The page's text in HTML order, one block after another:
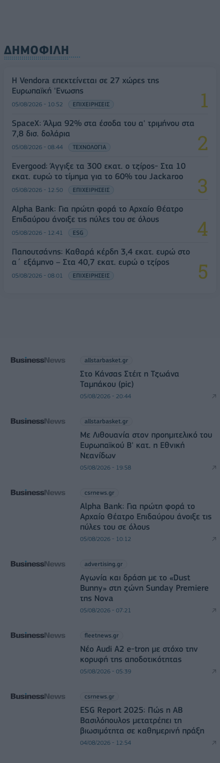
ΔΗΜΟΦΙΛΗ
Η Vendora επεκτείνεται σε 27 χώρες της
Ευρωπαϊκή 'Ενωσης
05/08/2026 - 10:52 ΕΠΙΧΕΙΡΗΣΕΙΣ
SpaceX: Άλμα 92% στα έσοδα του α' τριμήνου στα
7,8 δισ. δολάρια
05/08/2026 - 08:44 ΤΕΧΝΟΛΟΓΙΑ
Evergood: Άγγιξε τα 300 εκατ. ο τζίρος- Στα 10
εκατ. ευρώ το τίμημα για το 60% του Jackaroo
05/08/2026 - 12:50 ΕΠΙΧΕΙΡΗΣΕΙΣ
Alpha Bank: Για πρώτη φορά το Αρχαίο Θέατρο
Επιδαύρου άνοιξε τις πύλες του σε όλους
05/08/2026 - 12:41 ESG
Παπουτσάνης: Καθαρά κέρδη 3,4 εκατ. ευρώ στο
α΄ εξάμηνο – Στα 40,7 εκατ. ευρώ ο τζίρος
05/08/2026 - 08:01 ΕΠΙΧΕΙΡΗΣΕΙΣ
allstarbasket.gr
Στο Κάνσας Στέιτ η Τζωάνα
Ταμπάκου (pic)
05/08/2026 - 20:44
allstarbasket.gr
Με Λιθουανία στον προημιτελικό του
Ευρωπαϊκού Β' κατ. η Εθνική
Νεανίδων
05/08/2026 - 19:58
csrnews.gr
Alpha Bank: Για πρώτη φορά το
Αρχαίο Θέατρο Επιδαύρου άνοιξε τις
πύλες του σε όλους
05/08/2026 - 10:12
advertising.gr
Αγωνία και δράση με το «Dust
Bunny» στη ζώνη Sunday Premiere
της Nova
05/08/2026 - 07:21
fleetnews.gr
Νέο Audi A2 e-tron με στόχο την
κορυφή της αποδοτικότητας
05/08/2026 - 05:39
csrnews.gr
ESG Report 2025: Πώς η ΑΒ
Βασιλόπουλος μετατρέπει τη
βιωσιμότητα σε καθημερινή πράξη
04/08/2026 - 12:54